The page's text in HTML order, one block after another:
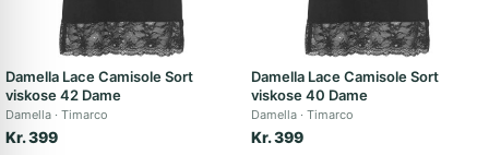
Damella Lace Camisole Sort
viskose 42 Dame
Damella Timarco
Kr. 399
Damella Lace Camisole Sort
viskose 40 Dame
Damella Timarco
Kr. 399